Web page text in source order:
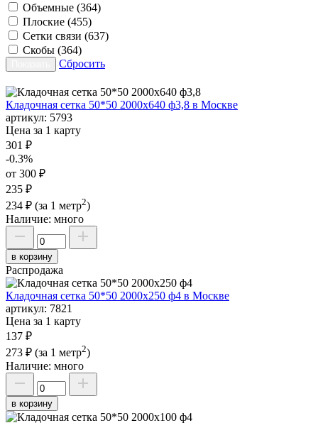
Объемные (364)
Плоские (455)
Сетки связи (637)
Скобы (364)
Сбросить
Кладочная сетка 50*50 2000х640 ф3,8 в Москве
артикул: 5793
Цена за 1 карту
301 ₽
-0.3%
от 300 ₽
235 ₽
234 ₽ (за 1 метр2)
Наличие: много
в корзину
Распродажа
Кладочная сетка 50*50 2000х250 ф4 в Москве
артикул: 7821
Цена за 1 карту
137 ₽
273 ₽ (за 1 метр2)
Наличие: много
в корзину